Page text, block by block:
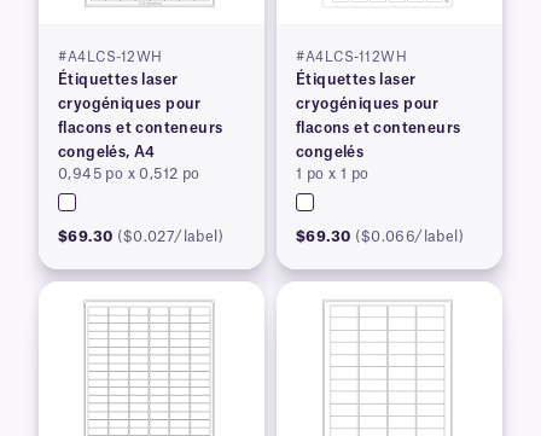
#A4LCS-12WH
Étiquettes laser
cryogéniques pour
flacons et conteneurs
congelés, A4
0,945 po x 0,512 po
$69.30 ($0.027/label)
#A4LCS-112WH
Étiquettes laser
cryogéniques pour
flacons et conteneurs
congelés
1 po x 1 po
$69.30 ($0.066/label)